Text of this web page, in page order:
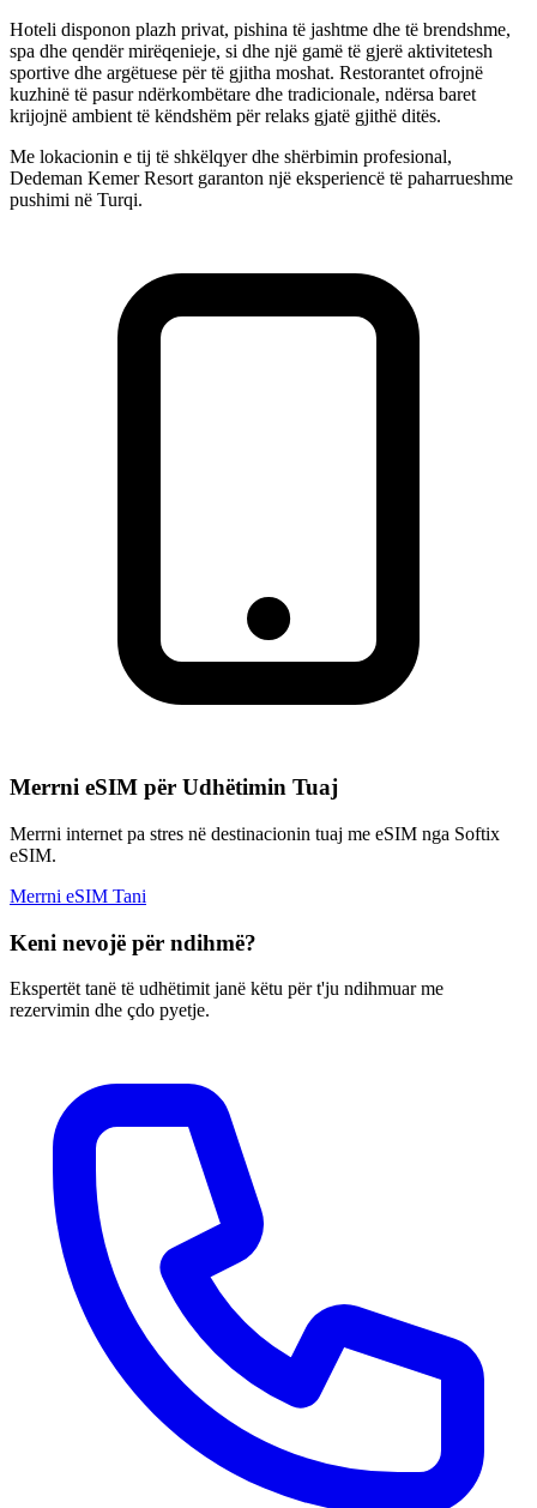
Hoteli disponon plazh privat, pishina të jashtme dhe të brendshme,
spa dhe qendër mirëqenieje, si dhe një gamë të gjerë aktivitetesh
sportive dhe argëtuese për të gjitha moshat. Restorantet ofrojnë
kuzhinë të pasur ndërkombëtare dhe tradicionale, ndërsa baret
krijojnë ambient të këndshëm për relaks gjatë gjithë ditës.
Me lokacionin e tij të shkëlqyer dhe shërbimin profesional,
Dedeman Kemer Resort garanton një eksperiencë të paharrueshme
pushimi në Turqi.
Merrni eSIM për Udhëtimin Tuaj
Merrni internet pa stres në destinacionin tuaj me eSIM nga Softix
eSIM.
Merrni eSIM Tani
Keni nevojë për ndihmë?
Ekspertët tanë të udhëtimit janë këtu për t'ju ndihmuar me
rezervimin dhe çdo pyetje.